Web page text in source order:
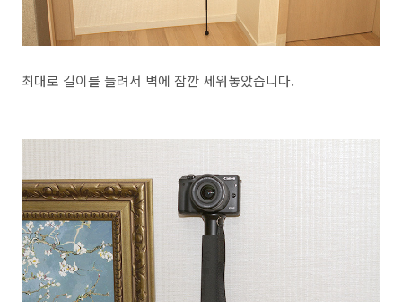
최대로 길이를 늘려서 벽에 잠깐 세워놓았습니다.